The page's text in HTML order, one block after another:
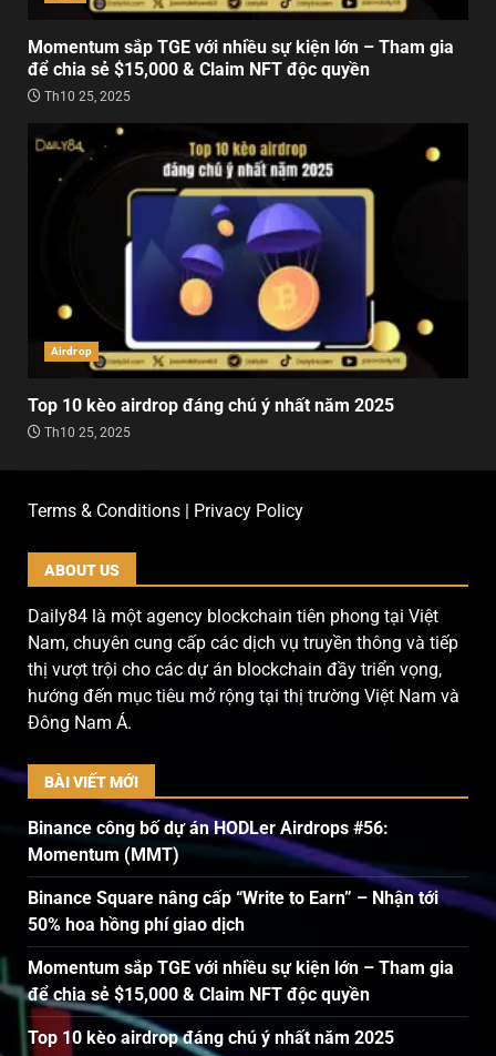
Momentum sắp TGE với nhiều sự kiện lớn – Tham gia
để chia sẻ $15,000 & Claim NFT độc quyền
Th10 25, 2025
Airdrop
Top 10 kèo airdrop đáng chú ý nhất năm 2025
Th10 25, 2025
Terms & Conditions | Privacy Policy
ABOUT US
Daily84 là một agency blockchain tiên phong tại Việt
Nam, chuyên cung cấp các dịch vụ truyền thông và tiếp
thị vượt trội cho các dự án blockchain đầy triển vọng,
hướng đến mục tiêu mở rộng tại thị trường Việt Nam và
Đông Nam Á.
BÀI VIẾT MỚI
Binance công bố dự án HODLer Airdrops #56:
Momentum (MMT)
Binance Square nâng cấp “Write to Earn” – Nhận tới
50% hoa hồng phí giao dịch
Momentum sắp TGE với nhiều sự kiện lớn – Tham gia
để chia sẻ $15,000 & Claim NFT độc quyền
Top 10 kèo airdrop đáng chú ý nhất năm 2025